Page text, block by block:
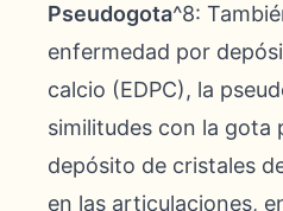
Pseudogota^8:
enfermedad por
calcio (EDPC), la
similitudes con la gota
depósito de cristales
en las articulaciones,